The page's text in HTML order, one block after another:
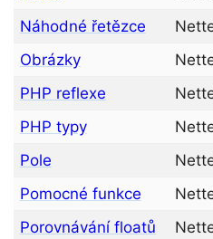
Náhodné řetězce
Obrázky
PHP reflexe
PHP typy
Pole
Pomocné funkce
Porovnávání floatů